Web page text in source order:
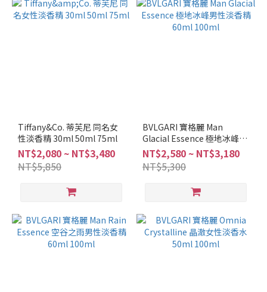
Tiffany&Co. 蒂芙尼 同名女
性淡香精 30ml 50ml 75ml
NT$2,080 ~ NT$3,480
NT$5,850
BVLGARI 寶格麗 Man
Glacial Essence 極地冰峰男
性淡香精 60ml 100ml
NT$2,580 ~ NT$3,180
NT$5,300